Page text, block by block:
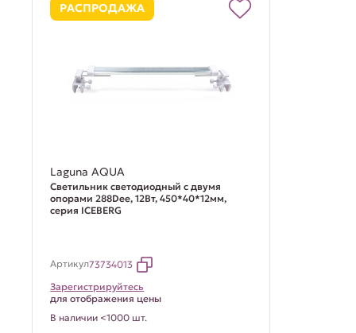
РАСПРОДАЖА
Laguna AQUA
Светильник светодиодный с двумя
опорами 288Dee, 12Вт, 450*40*12мм,
серия ICEBERG
Артикул73734013
Зарегистрируйтесь
для отображения цены
В наличии <1000 шт.